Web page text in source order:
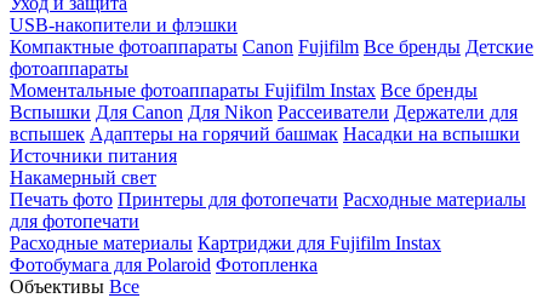
USB-накопители и флэшки
Компактные фотоаппараты Canon Fujifilm Все бренды Детские
фотоаппараты
Моментальные фотоаппараты Fujifilm Instax Все бренды
Вспышки Для Canon Для Nikon Рассеиватели Держатели для
вспышек Адаптеры на горячий башмак Насадки на вспышки
Источники питания
Накамерный свет
Печать фото Принтеры для фотопечати Расходные материалы
для фотопечати
Расходные материалы Картриджи для Fujifilm Instax
Фотобумага для Polaroid Фотопленка
Объективы Все